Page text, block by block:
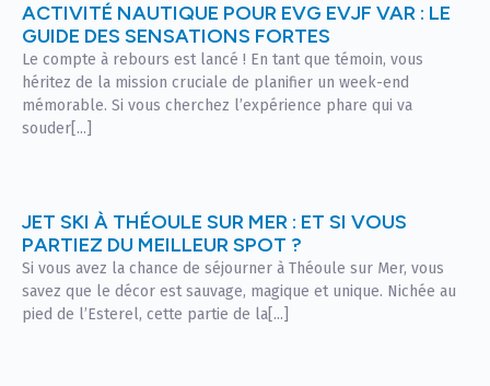
ACTIVITÉ NAUTIQUE POUR EVG EVJF VAR : LE
GUIDE DES SENSATIONS FORTES
Le compte à rebours est lancé ! En tant que témoin, vous
héritez de la mission cruciale de planifier un week-end
mémorable. Si vous cherchez l’expérience phare qui va
souder[...]
JET SKI À THÉOULE SUR MER : ET SI VOUS
PARTIEZ DU MEILLEUR SPOT ?
Si vous avez la chance de séjourner à Théoule sur Mer, vous
savez que le décor est sauvage, magique et unique. Nichée au
pied de l’Esterel, cette partie de la[...]